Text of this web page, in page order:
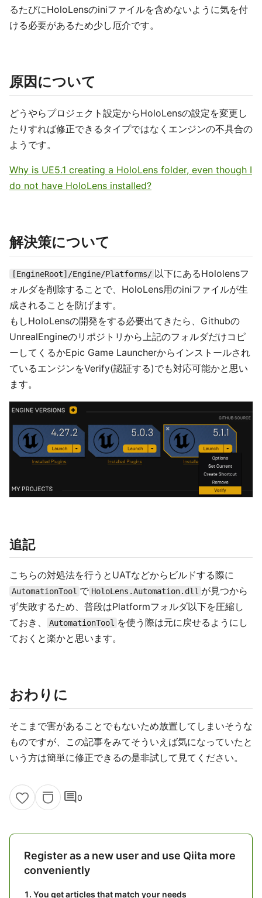
るたびにHoloLensのiniファイルを含めないように気を付
ける必要があるため少し厄介です。
原因について
どうやらプロジェクト設定からHoloLensの設定を変更し
たりすれば修正できるタイプではなくエンジンの不具合の
ようです。
Why is UE5.1 creating a HoloLens folder, even though I
do not have HoloLens installed?
解決策について
[EngineRoot]/Engine/Platforms/ 以下にあるHololensフ
ォルダを削除することで、HoloLens用のiniファイルが生
成されることを防げます。
もしHoloLensの開発をする必要出てきたら、Githubの
UnrealEngineのリポジトリから上記のフォルダだけコピ
ーしてくるかEpic Game Launcherからインストールされ
ているエンジンをVerify(認証する)でも対応可能かと思い
ます。
追記
こちらの対処法を行うとUATなどからビルドする際に
AutomationTool で HoloLens.Automation.dll が見つから
ず失敗するため、普段はPlatformフォルダ以下を圧縮し
ておき、
AutomationTool を使う際は元に戻せるようにし
ておくと楽かと思います。
おわりに
そこまで害があることでもないため放置してしまいそうな
ものですが、この記事をみてそういえば気になっていたと
いう方は簡単に修正できるの是非試して見てください。
comment0
Register as a new user and use Qiita more
conveniently
You get articles that match your needs